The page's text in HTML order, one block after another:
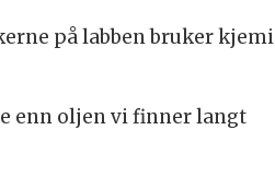
på labben bruker kjemi
enn oljen vi finner langt